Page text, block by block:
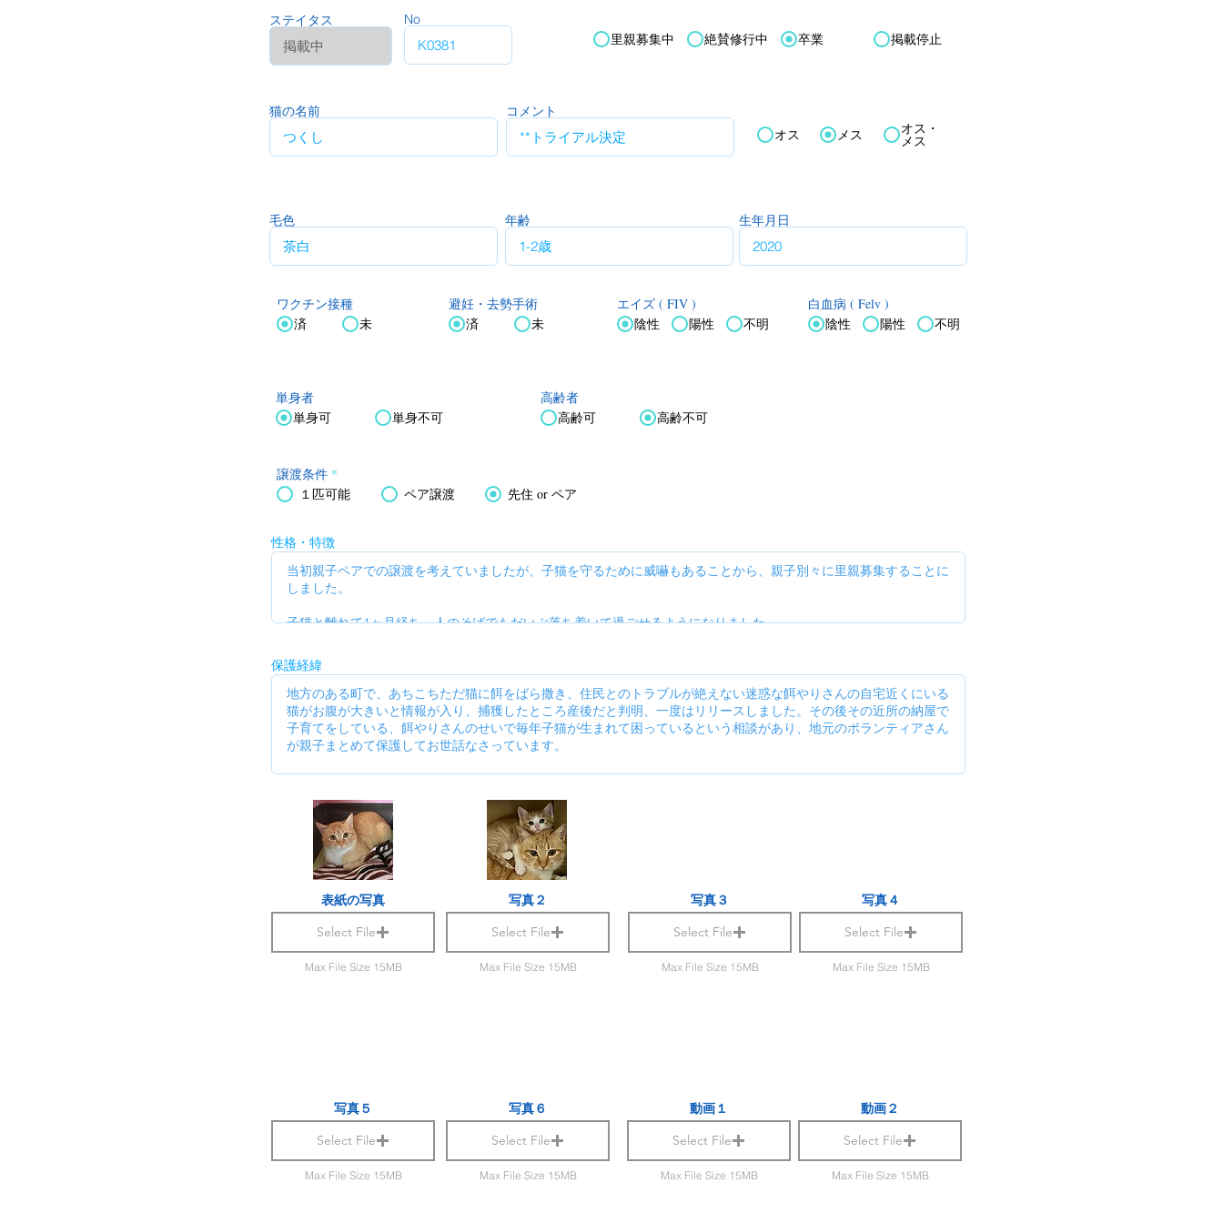
動画１
Select File
Max File Size 15MB
写真６
Select File
Max File Size 15MB
動画２
Select File
Max File Size 15MB
ステイタス No
里親募集中 絶賛修行中 卒業 掲載停止
猫の名前 コメント
オス メス オス・
メス
毛色 年齢 生年月日
ワクチン接種
済
未
避妊・去勢手術
済 未
エイズ ( FIV )
陰性
陽性 不明
白血病 ( Felv )
陰性
陽性 不明
単身者
単身可
単身不可
高齢者
高齢可
高齢不可
譲渡条件 *
１匹可能
ペア譲渡 先住 or ペア
性格・特徴
保護経緯
表紙の写真
Select File
Max File Size 15MB
写真２
Select File
Max File Size 15MB
写真３
Select File
Max File Size 15MB
写真４
Select File
Max File Size 15MB
写真５
Select File
Max File Size 15MB